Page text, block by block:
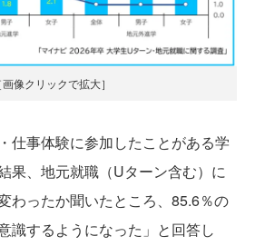
［画像クリックで拡大］
仕事体験に参加したことがある学
果、地元就職（Uターン含む）に
わったか聞いたところ、85.6％の
識するようになった」と回答し